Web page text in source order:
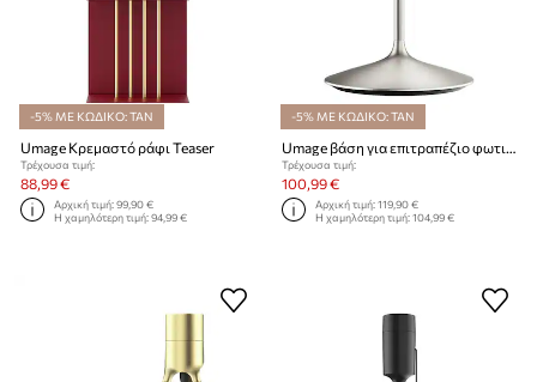
-5% ΜΕ ΚΩΔΙΚΟ: TAN
Umage Κρεμαστό ράφι Teaser
Τρέχουσα τιμή:
88,99 €
Αρχική τιμή:99,90 €
Η χαμηλότερη τιμή:94,99 €
-5% ΜΕ ΚΩΔΙΚΟ: TAN
Τρέχουσα τιμή:
100,99 €
Αρχική τιμή:119,90 €
Η χαμηλότερη τιμή:104,99 €